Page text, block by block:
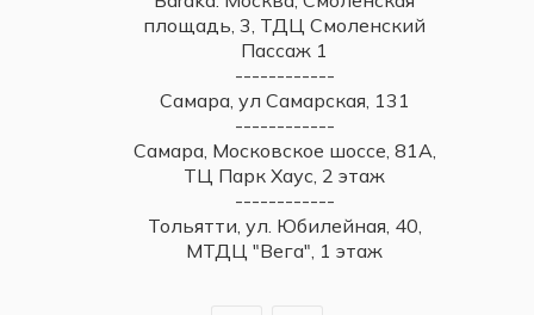
площадь, 3, ТДЦ Смоленский
Пассаж 1
------------
Самара, ул Самарская, 131
------------
Самара, Московское шоссе, 81А,
ТЦ Парк Хаус, 2 этаж
------------
Тольятти, ул. Юбилейная, 40,
МТДЦ "Вега", 1 этаж